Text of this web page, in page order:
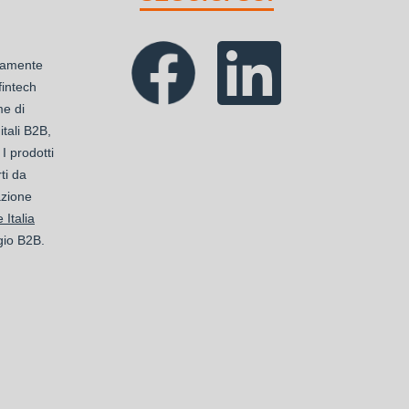
fintech
di
B2B,
prodotti
da
Italia
B2B.